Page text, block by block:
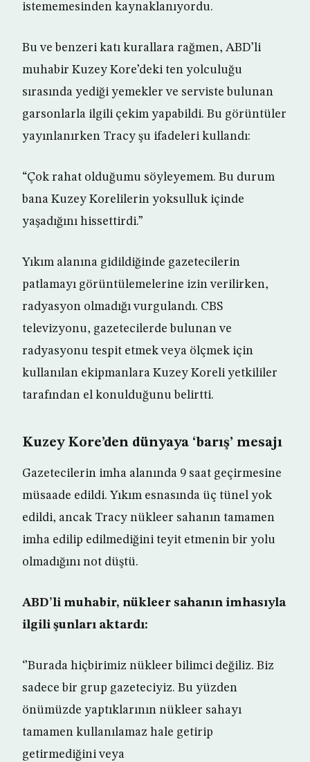
istememesinden kaynaklanıyordu.
Bu ve benzeri katı kurallara rağmen, ABD’li
muhabir Kuzey Kore’deki ten yolculuğu
sırasında yediği yemekler ve serviste bulunan
garsonlarla ilgili çekim yapabildi. Bu görüntüler
yayınlanırken Tracy şu ifadeleri kullandı:
“Çok rahat olduğumu söyleyemem. Bu durum
bana Kuzey Korelilerin yoksulluk içinde
yaşadığını hissettirdi.”
Yıkım alanına gidildiğinde gazetecilerin
patlamayı görüntülemelerine izin verilirken,
radyasyon olmadığı vurgulandı. CBS
televizyonu, gazetecilerde bulunan ve
radyasyonu tespit etmek veya ölçmek için
kullanılan ekipmanlara Kuzey Koreli yetkililer
tarafından el konulduğunu belirtti.
Kuzey Kore’den dünyaya ‘barış’ mesajı
Gazetecilerin imha alanında 9 saat geçirmesine
müsaade edildi. Yıkım esnasında üç tünel yok
edildi, ancak Tracy nükleer sahanın tamamen
imha edilip edilmediğini teyit etmenin bir yolu
olmadığını not düştü.
ABD’li muhabir, nükleer sahanın imhasıyla
ilgili şunları aktardı:
‘’Burada hiçbirimiz nükleer bilimci değiliz. Biz
sadece bir grup gazeteciyiz. Bu yüzden
önümüzde yaptıklarının nükleer sahayı
tamamen kullanılamaz hale getirip
getirmediğini veya